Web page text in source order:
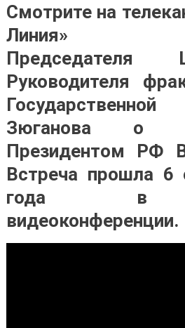
Смотрите на
Линия»
Руководителя
Зюганова о
Президентом РФ
Встреча прошла 6
года в
видеоконференции.